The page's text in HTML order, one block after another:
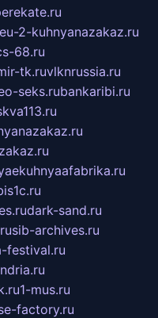
2-kuhnyanazakaz.ru
68.ru
tk.ruvlknrussia.ru
seks.rubankaribi.ru
dark-sand.ru
sib-archives.ru
festival.ru
1-mus.ru
factory.ru